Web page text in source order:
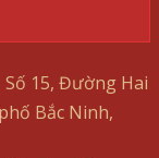
15, Đường Hai
Bắc Ninh,